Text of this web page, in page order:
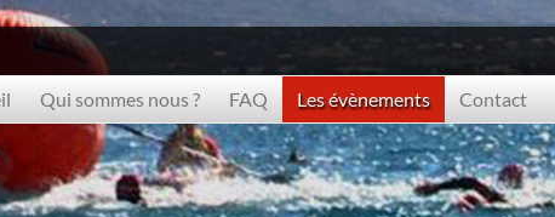
Qui sommes nous ? FAQ Les évènements Contact